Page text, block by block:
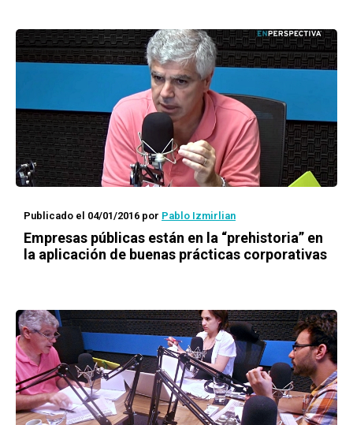
Publicado el 04/01/2016 por Pablo Izmirlian
Empresas públicas están en la “prehistoria” en
la aplicación de buenas prácticas corporativas